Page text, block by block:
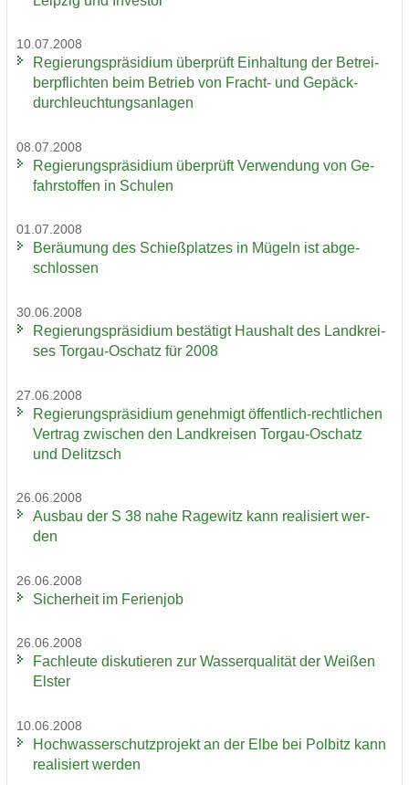
10.07.2008
Re­gie­rungs­prä­si­di­um über­prüft Ein­hal­tung der Be­trei­
ber­pflich­ten beim Be­trieb von Fracht-​ und Ge­päck­
durch­leuch­tungs­an­la­gen
08.07.2008
Re­gie­rungs­prä­si­di­um über­prüft Ver­wen­dung von Ge­
fahr­stof­fen in Schu­len
01.07.2008
Be­räu­mung des Schieß­plat­zes in Mü­geln ist ab­ge­
schlos­sen
30.06.2008
Re­gie­rungs­prä­si­di­um be­stä­tigt Haus­halt des Land­krei­
ses Torgau-​Oschatz für 2008
27.06.2008
Re­gie­rungs­prä­si­di­um ge­neh­migt öffentlich-​rechtlichen
Ver­trag zwi­schen den Land­krei­sen Torgau-​Oschatz
und De­litzsch
26.06.2008
Aus­bau der S 38 nahe Ra­ge­witz kann rea­li­siert wer­
den
26.06.2008
Si­cher­heit im Fe­ri­en­job
26.06.2008
Fach­leu­te dis­ku­tie­ren zur Was­ser­qua­li­tät der Wei­ßen
Els­ter
10.06.2008
Hoch­was­ser­schutz­pro­jekt an der Elbe bei Pol­bitz kann
rea­li­siert wer­den